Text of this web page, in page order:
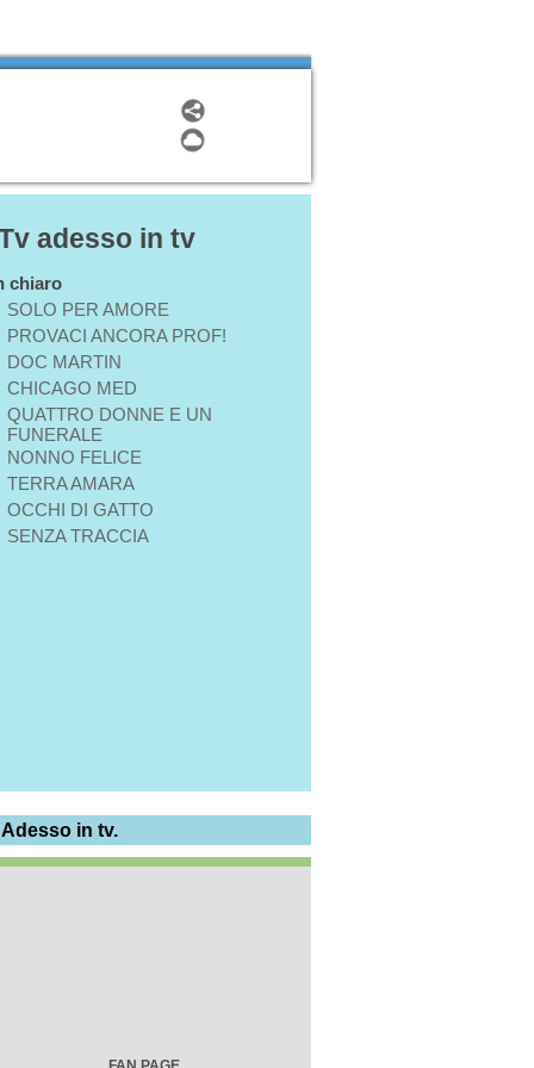
adesso in tv
chiaro
SOLO PER AMORE
PROVACI ANCORA PROF!
DOC MARTIN
CHICAGO MED
QUATTRO DONNE E UN
FUNERALE
NONNO FELICE
TERRA AMARA
OCCHI DI GATTO
SENZA TRACCIA
in tv.